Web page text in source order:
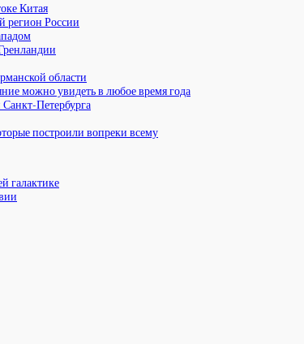
Китая
регион России
области
можно увидеть в любое время года
Петербурга
построили вопреки всему
галактике